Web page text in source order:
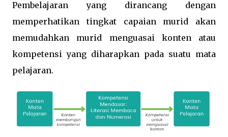
Pembelajaran yang dirancang dengan
memperhatikan tingkat capaian murid akan
memudahkan murid menguasai konten atau
kompetensi yang diharapkan pada suatu mata
pelajaran.